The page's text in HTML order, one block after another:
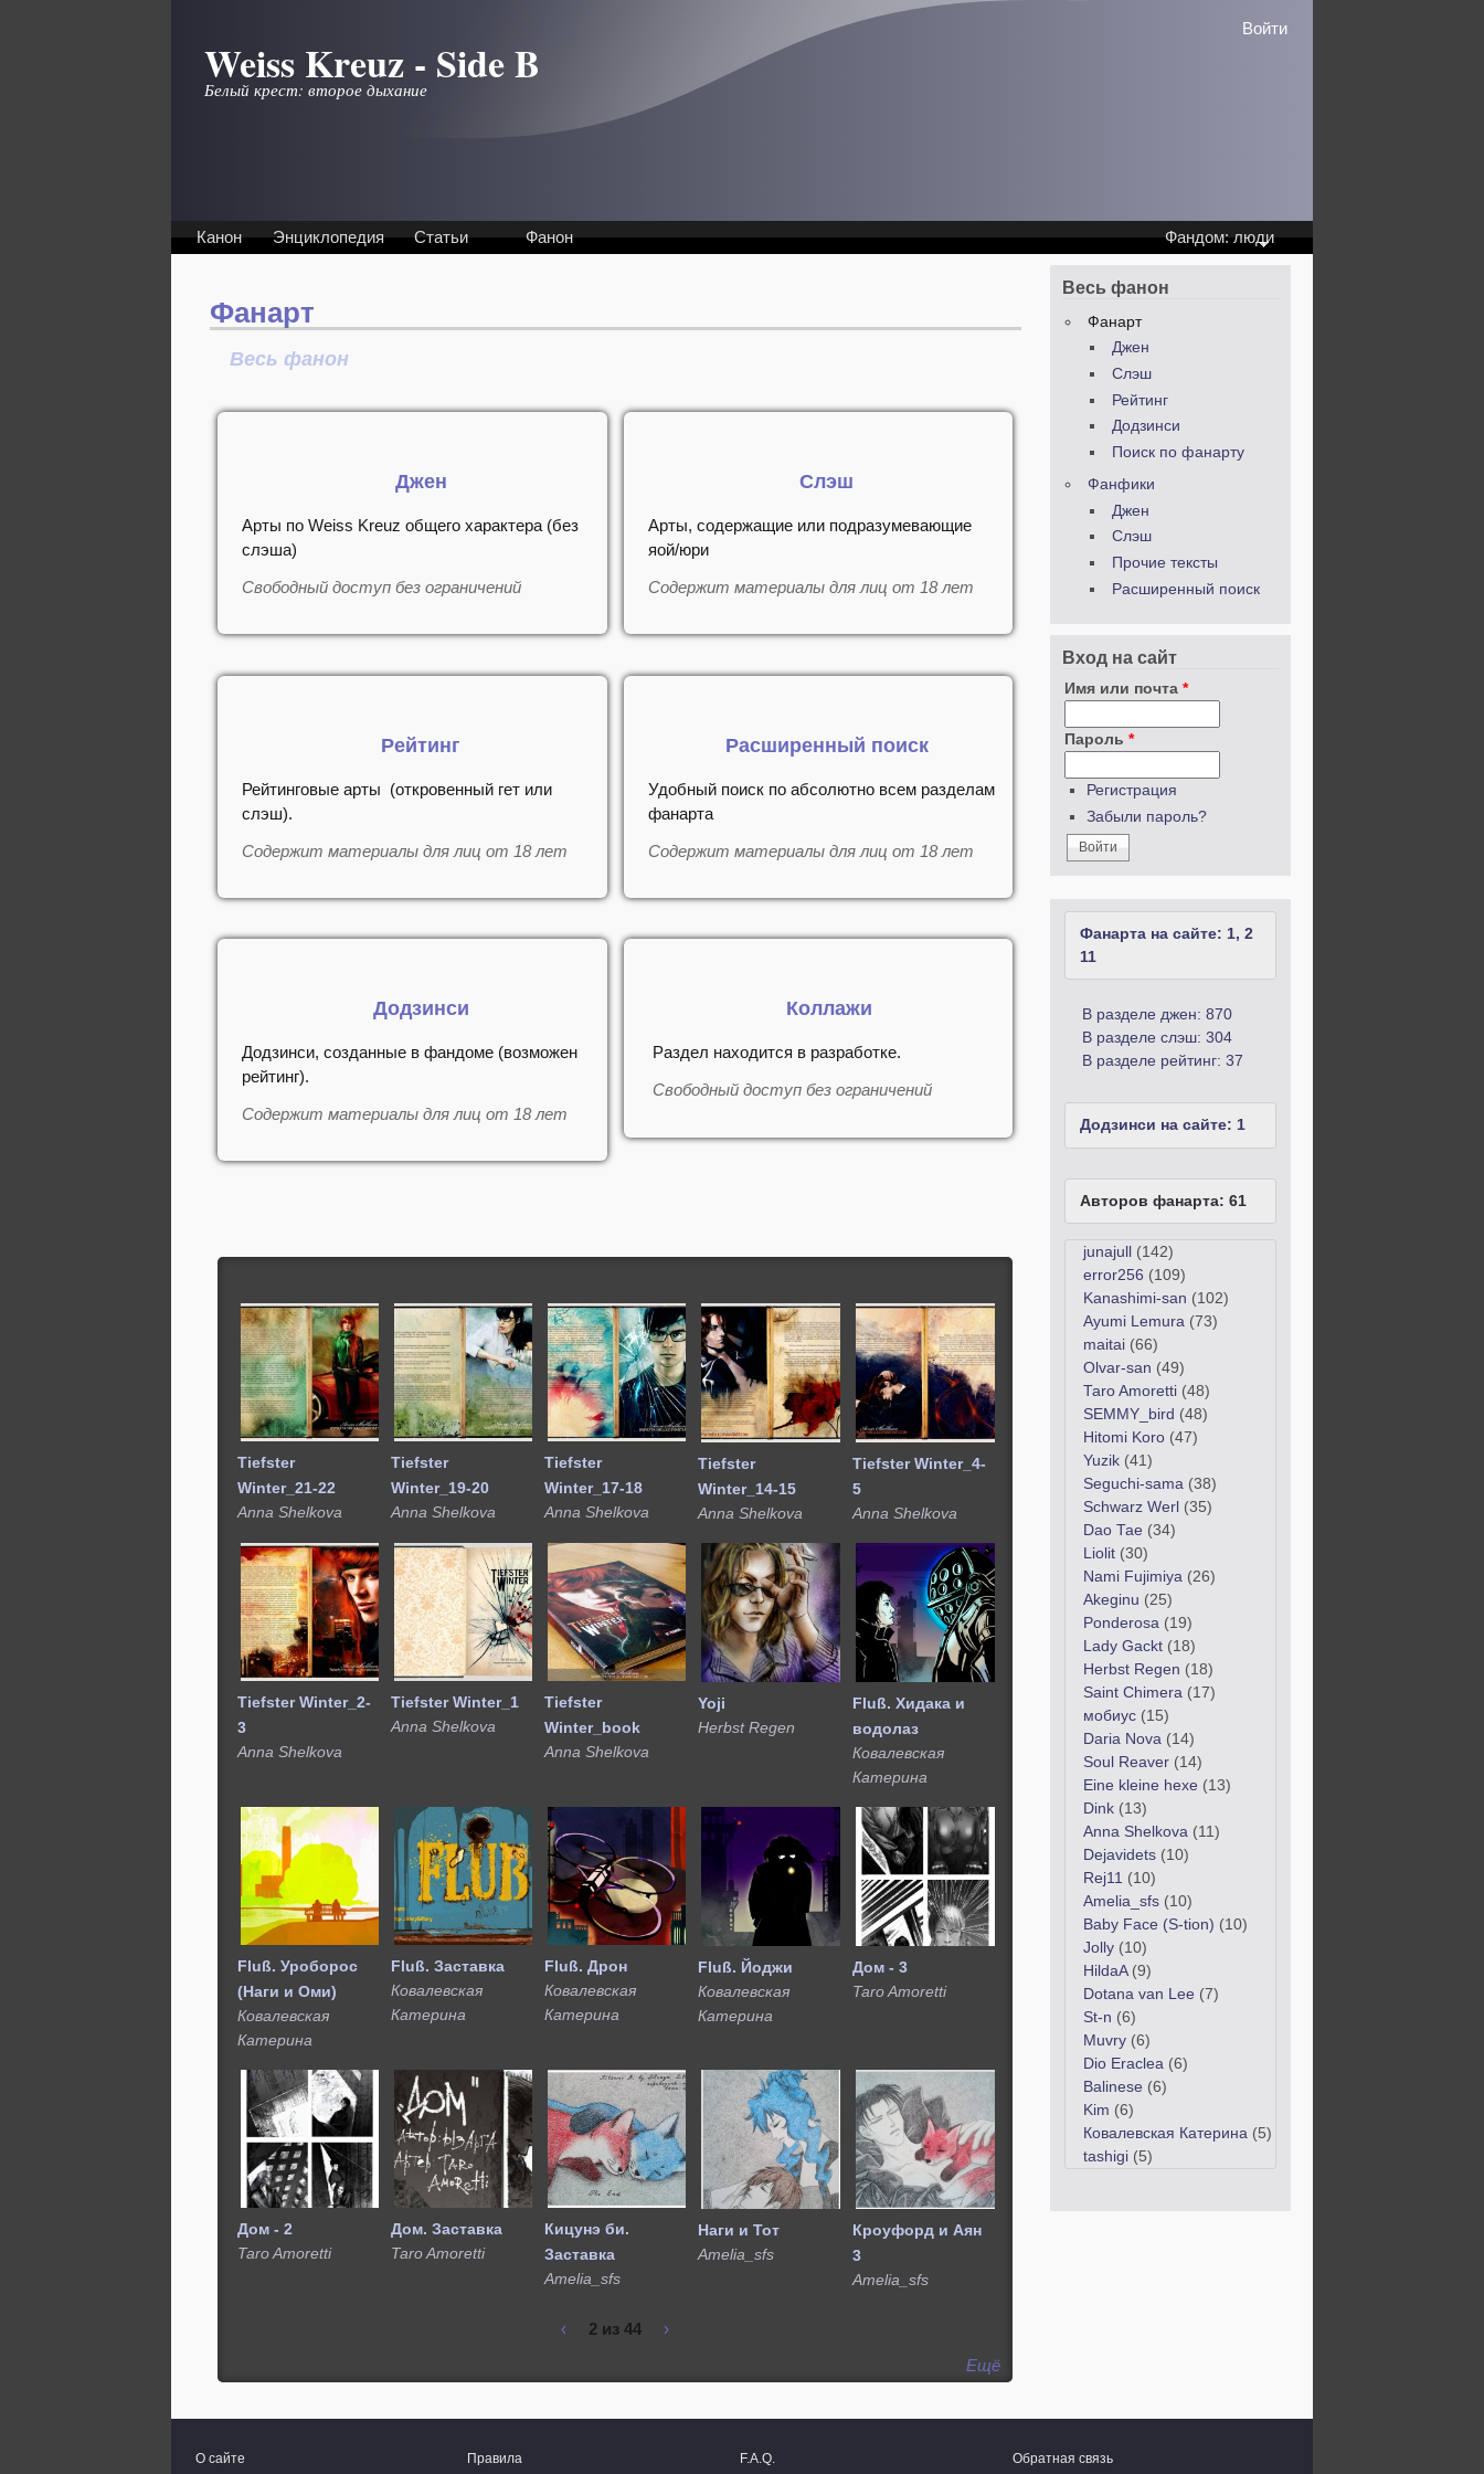
Weiss Kreuz - Side B
Белый крест: второе дыхание
Войти
Канон Энциклопедия Статьи Фанон Фандом: люди
Фанарт
Весь фанон
Джен
Арты по Weiss Kreuz общего характера (без
слэша)
Свободный доступ без ограничений
Слэш
Арты, содержащие или подразумевающие
яой/юри
Содержит материалы для лиц от 18 лет
Рейтинг
Рейтинговые арты (откровенный гет или
слэш).
Содержит материалы для лиц от 18 лет
Расширенный поиск
Удобный поиск по абсолютно всем разделам
фанарта
Содержит материалы для лиц от 18 лет
Додзинси
Додзинси, созданные в фандоме (возможен
рейтинг).
Содержит материалы для лиц от 18 лет
Коллажи
Раздел находится в разработке.
Свободный доступ без ограничений
Tiefster
Winter_21-22
Anna Shelkova
Tiefster
Winter_19-20
Anna Shelkova
Tiefster
Winter_17-18
Anna Shelkova
Tiefster
Winter_14-15
Anna Shelkova
Tiefster Winter_4-
5
Anna Shelkova
Tiefster Winter_2-
3
Anna Shelkova
Tiefster Winter_1
Anna Shelkova
Tiefster
Winter_book
Anna Shelkova
Yoji
Herbst Regen
Fluß. Хидака и
водолаз
Ковалевская
Катерина
Fluß. Уроборос
(Наги и Оми)
Ковалевская
Катерина
Fluß. Заставка
Ковалевская
Катерина
Fluß. Дрон
Ковалевская
Катерина
Fluß. Йоджи
Ковалевская
Катерина
Дом - 3
Taro Amoretti
Дом - 2
Taro Amoretti
Дом. Заставка
Taro Amoretti
Кицунэ би.
Заставка
Amelia_sfs
Наги и Тот
Amelia_sfs
Кроуфорд и Аян
3
Amelia_sfs
‹ 2 из 44
›
Ещё
Весь фанон
Фанарт
Джен
Слэш
Рейтинг
Додзинси
Поиск по фанарту
Фанфики
Джен
Слэш
Прочие тексты
Расширенный поиск
Вход на сайт
Имя или почта *
Пароль *
Регистрация
Забыли пароль?
Фанарта на сайте: 1, 2
11
В разделе джен: 870
В разделе слэш: 304
В разделе рейтинг: 37
Додзинси на сайте: 1
Авторов фанарта:61
junajull
(142)
error256 (109)
Kanashimi-san (102)
Ayumi Lemura (73)
maitai(66)
Olvar-san (49)
Taro Amoretti(48)
SEMMY_bird (48)
Hitomi Koro(47)
Yuzik(41)
Seguchi-sama (38)
Schwarz Werl (35)
Dao Tae (34)
Liolit(30)
Nami Fujimiya (26)
Akeginu (25)
Ponderosa (19)
Lady Gackt(18)
Herbst Regen (18)
Saint Chimera (17)
мобиус(15)
Daria Nova (14)
Soul Reaver(14)
Eine kleine hexe (13)
Dink(13)
Anna Shelkova (11)
Dejavidets(10)
Rej11 (10)
Amelia_sfs(10)
Baby Face (S-tion) (10)
Jolly(10)
HildaA(9)
Dotana van Lee (7)
St-n (6)
Muvry(6)
Dio Eraclea (6)
Balinese (6)
Kim (6)
Ковалевская Катерина (5)
tashigi(5)
О сайте Правила F.A.Q. Обратная связь